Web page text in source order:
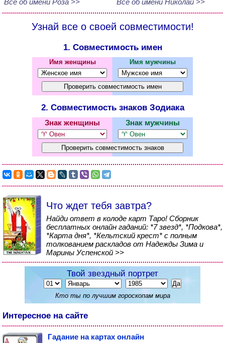
Все об имени Роза >>
Все об имени Николай >>
Узнай все о своей совместимости!
1. Совместимость имен
Имя женщины Имя мужчины
2. Совместимость знаков Зодиака
Знак женщины Знак мужчины
Что ждет тебя завтра?
Найди ответ в колоде карт Таро! Сборник
бесплатных онлайн гаданий: *7 звезд*, *Подкова*,
*Карта дня*, *Кельтский крест* с полным
толкованием раскладов от Надежды Зима и
Марины Успенской >>
Твой звездный портрет
Кто ты по лучшим гороскопам мира
Интересное на сайте
Гадание на картах онлайн